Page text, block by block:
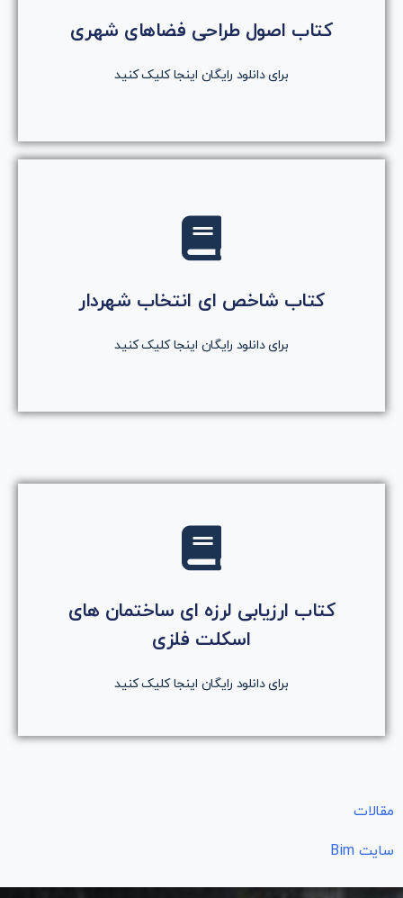
کتاب اصول طراحی فضاهای شهری
برای دانلود رایگان اینجا کلیک کنید
دانلود رایگان کتاب
روی دکمه کلیک کنید
کتاب شاخص ای انتخاب شهردار
برای دانلود رایگان اینجا کلیک کنید
دانلود رایگان کتاب
روی دکمه کلیک کنید
کلیک کنید
کتاب ارزیابی لرزه ای ساختمان های
اسکلت فلزی
برای دانلود رایگان اینجا کلیک کنید
روی دکمه کلیک کنید
کلیک کنید
مقالات
سایت Bim